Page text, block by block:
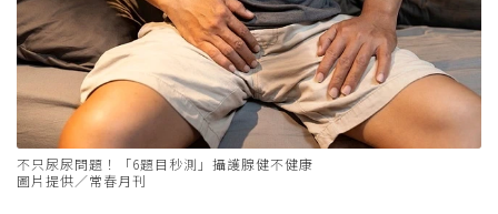
不只尿尿問題！「6題目秒測」攝護腺健不健康
圖片提供／常春月刊